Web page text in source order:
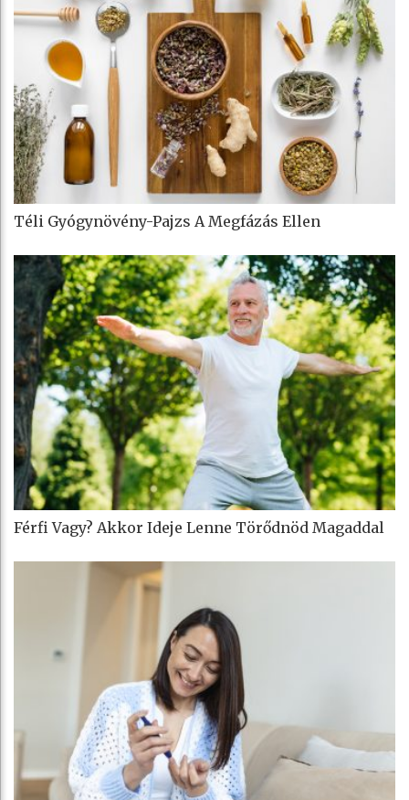
Téli Gyógynövény-Pajzs A Megfázás Ellen
Férfi Vagy? Akkor Ideje Lenne Törődnöd Magaddal